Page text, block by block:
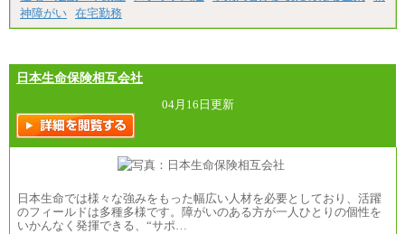
短大・高専卒/月給197,000円～222,000円
※拠点型職員、特定職員の給与は、生活の拠点が定
す。
中途：
全職種共通
月給制
226,600円～390,100円（勤務地域等により異なりま
す）
・ご経験やスキルを考慮し、選考の中で決定いたし
ます。
神障がい 在宅勤務
日本生命保険相互会社
04月16日更新
日本生命では様々な強みをもった幅広い人材を必要としており、活躍
のフィールドは多種多様です。障がいのある方が一人ひとりの個性を
いかんなく発揮できる、“サポ…